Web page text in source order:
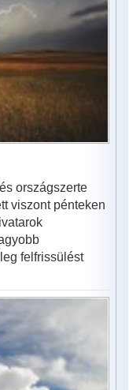
országszerte
viszont pénteken
felfrissülést